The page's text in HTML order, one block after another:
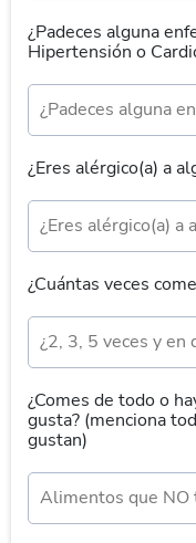
¿Padeces alguna
Hipertensión o
¿Eres alérgico(a) a
¿Cuántas veces
¿Comes de todo o
gusta? (menciona
gustan)